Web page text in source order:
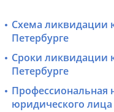
Схема ликвидации
Петербурге
Сроки ликвидации
Петербурге
Профессиональная
юридического лица